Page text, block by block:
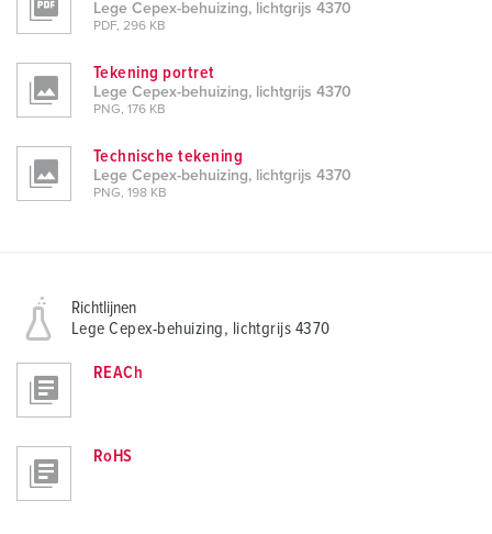
Lege Cepex-behuizing, lichtgrijs 4370
PDF, 296 KB
Tekening portret
Lege Cepex-behuizing, lichtgrijs 4370
PNG, 176 KB
Technische tekening
Lege Cepex-behuizing, lichtgrijs 4370
PNG, 198 KB
Richtlijnen
Lege Cepex-behuizing, lichtgrijs 4370
REACh
RoHS